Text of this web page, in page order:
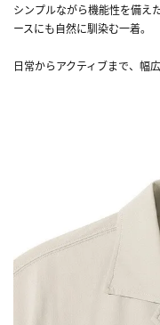
シンプルながら機能性を備え
ースにも自然に馴染む一着。
日常からアクティブまで、幅